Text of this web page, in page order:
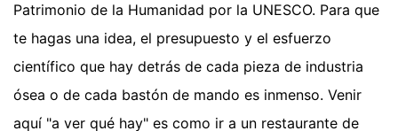
Patrimonio de la Humanidad por la UNESCO. Para que
te hagas una idea, el presupuesto y el esfuerzo
científico que hay detrás de cada pieza de industria
ósea o de cada bastón de mando es inmenso. Venir
aquí "a ver qué hay" es como ir a un restaurante de